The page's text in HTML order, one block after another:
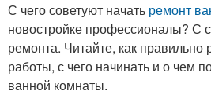
С чего советуют начать ремонт
новостройке профессионалы? С
ремонта. Читайте, как правильно
работы, с чего начинать и о чем
ванной комнаты.